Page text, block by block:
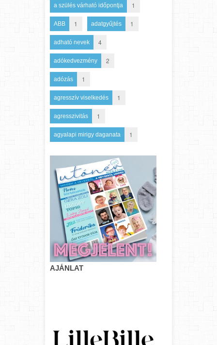
a szülés várható időpontja 1
ABB 1 adatgyűjtés 1
adható nevek 4
adókedvezmény 2
adózás 1
agresszív viselkedés 1
agresszivitás 1
agyalapi mirigy daganata 1
AJÁNLAT